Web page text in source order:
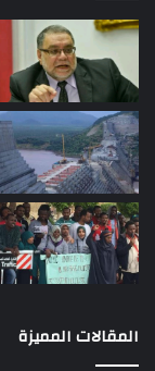
المقالات المميزة